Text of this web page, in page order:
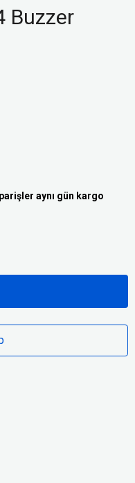
Buzzer
aynı gün kargo